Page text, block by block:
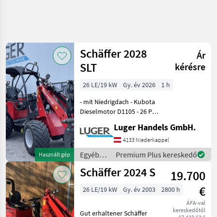
Használt gép
Schäffer 2028
SLT
Ár
kérésre
26 LE/19 kW Gy. év 2026
1 h
- mit Niedrigdach - Kubota
Dieselmotor D1105 - 26 PS -
Endplatte - Ölkühler - hydr.
Werkzeugverriegelung -
Rückhaltesystem -
Bereifung
Luger Handels GmbH.
4133 Niederkappel
Egyéb
mezőgazdasági
erőgépek
Schäffer
Premium Plus kereskedő
Schäffer 2024 S
19.700
€
ÁFA-val
kereskedőtől
26 LE/19 kW Gy. év 2003 2800 h
Gut erhaltener Schäffer